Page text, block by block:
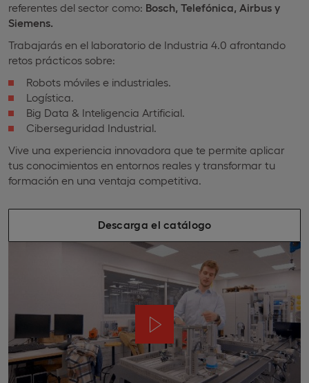
referentes del sector como: Bosch, Telefónica, Airbus y
Siemens.
Trabajarás en el laboratorio de Industria 4.0 afrontando
retos prácticos sobre:
Robots móviles e industriales.
Logística.
Big Data & Inteligencia Artificial.
Ciberseguridad Industrial.
Vive una experiencia innovadora que te permite aplicar
tus conocimientos en entornos reales y transformar tu
formación en una ventaja competitiva.
Descarga el catálogo